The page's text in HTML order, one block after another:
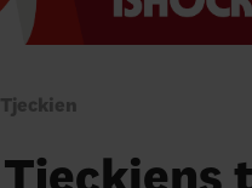
Tjeckien
Tjeckiens